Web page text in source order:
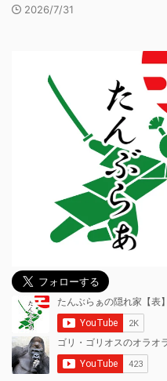
2026/7/31